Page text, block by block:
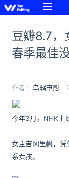
豆瓣8.7，
春季最佳
作者： 乌鸦电影
今年3月，NHK上
女主吉冈里帆，凭
系女孩。